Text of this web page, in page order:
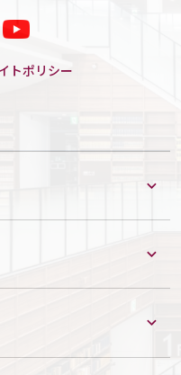
トポリシー